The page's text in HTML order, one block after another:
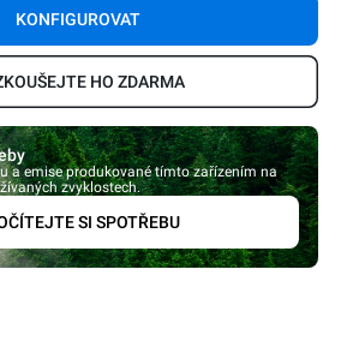
KONFIGUROVAT
HO ZDARMA
a emise produkované tímto zařízením na
zvyklostech.
SI SPOTŘEBU